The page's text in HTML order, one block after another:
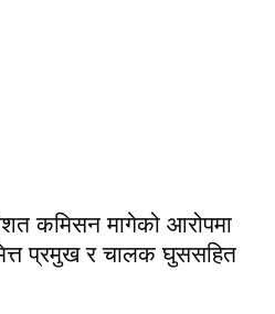
कमिसन मागेको आरोपमा
प्रमुख र चालक घुससहित